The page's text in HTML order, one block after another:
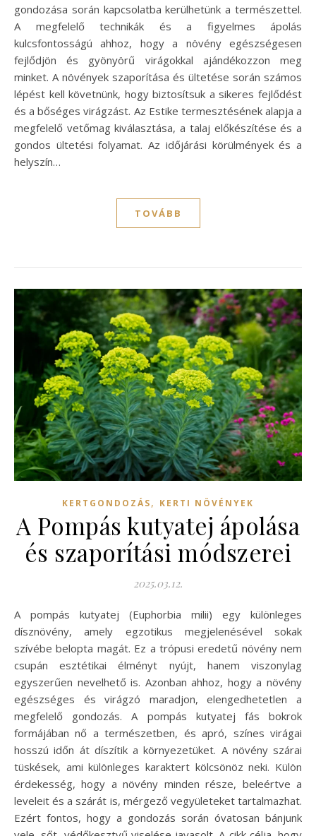
gondozása során kapcsolatba kerülhetünk a természettel.
A megfelelő technikák és a figyelmes ápolás
kulcsfontosságú ahhoz, hogy a növény egészségesen
fejlődjön és gyönyörű virágokkal ajándékozzon meg
minket. A növények szaporítása és ültetése során számos
lépést kell követnünk, hogy biztosítsuk a sikeres fejlődést
és a bőséges virágzást. Az Estike termesztésének alapja a
megfelelő vetőmag kiválasztása, a talaj előkészítése és a
gondos ültetési folyamat. Az időjárási körülmények és a
helyszín…
TOVÁBB
KERTGONDOZÁS, KERTI NÖVÉNYEK
A Pompás kutyatej ápolása
és szaporítási módszerei
2025.03.12.
A pompás kutyatej (Euphorbia milii) egy különleges
dísznövény, amely egzotikus megjelenésével sokak
szívébe belopta magát. Ez a trópusi eredetű növény nem
csupán esztétikai élményt nyújt, hanem viszonylag
egyszerűen nevelhető is. Azonban ahhoz, hogy a növény
egészséges és virágzó maradjon, elengedhetetlen a
megfelelő gondozás. A pompás kutyatej fás bokrok
formájában nő a természetben, és apró, színes virágai
hosszú időn át díszítik a környezetüket. A növény szárai
tüskések, ami különleges karaktert kölcsönöz neki. Külön
érdekesség, hogy a növény minden része, beleértve a
leveleit és a szárát is, mérgező vegyületeket tartalmazhat.
Ezért fontos, hogy a gondozás során óvatosan bánjunk